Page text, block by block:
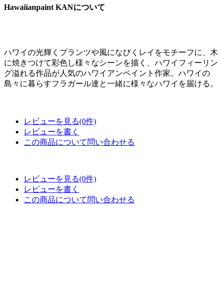
Hawaiianpaint KANについて
ハワイの光輝くプランツや風になびくレイをモチーフに、木
に焼きつけて彩色し様々なシーンを描く、ハワイフィーリン
グ溢れる作品が人気のハワイアンペイント作家。ハワイの
島々に暮らすフラガール達と一緒に様々なハワイを届ける。
レビューを見る(0件)
レビューを書く
この商品について問い合わせる
レビューを見る(0件)
レビューを書く
この商品について問い合わせる